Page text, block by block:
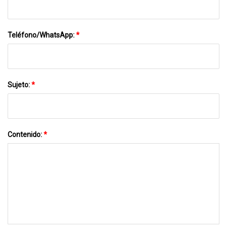
Teléfono/WhatsApp:*
Sujeto:*
Contenido:*